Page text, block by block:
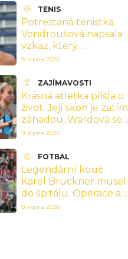
TENIS
Potrestaná tenistka
Vondroušová napsala
vzkaz, který
naznačuje konec
9. srpna 2026
ZAJÍMAVOSTI
Krásná atletka přišla o
život. Její skon je zatím
záhadou, Wardová se
dožila pouze 21 let
9. srpna 2026
FOTBAL
Legendární kouč
Karel Brückner musel
do špitálu. Operace a
starosti o svou ženu
9. srpna 2026